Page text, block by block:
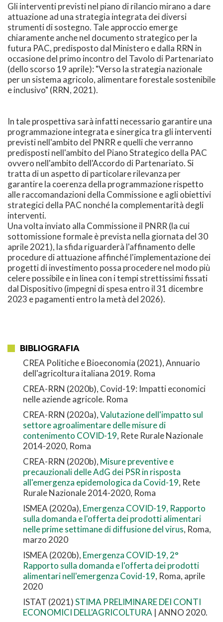
Gli interventi previsti nel piano di rilancio mirano a dare
attuazione ad una strategia integrata dei diversi
strumenti di sostegno. Tale approccio emerge
chiaramente anche nel documento strategico per la
futura PAC, predisposto dal Ministero e dalla RRN in
occasione del primo incontro del Tavolo di Partenariato
(dello scorso 19 aprile): "Verso la strategia nazionale
per un sistema agricolo, alimentare forestale sostenibile
e inclusivo" (RRN, 2021).
In tale prospettiva sarà infatti necessario garantire una
programmazione integrata e sinergica tra gli interventi
previsti nell'ambito del PNRR e quelli che verranno
predisposti nell'ambito del Piano Strategico della PAC
ovvero nell'ambito dell'Accordo di Partenariato. Si
tratta di un aspetto di particolare rilevanza per
garantire la coerenza della programmazione rispetto
alle raccomandazioni della Commissione e agli obiettivi
strategici della PAC nonché la complementarità degli
interventi.
Una volta inviato alla Commissione il PNRR (la cui
sottomissione formale è prevista nella giornata del 30
aprile 2021), la sfida riguarderà l'affinamento delle
procedure di attuazione affinché l'implementazione dei
progetti di investimento possa procedere nel modo più
celere possibile e in linea con i tempi strettissimi fissati
dal Dispositivo (impegni di spesa entro il 31 dicembre
2023 e pagamenti entro la metà del 2026).
BIBLIOGRAFIA
CREA Politiche e Bioeconomia (2021), Annuario
dell'agricoltura italiana 2019. Roma
CREA-RRN (2020b), Covid-19: Impatti economici
nelle aziende agricole. Roma
CREA-RRN (2020a),Valutazione dell'impatto sul
settore agroalimentare delle misure di
contenimento COVID-19, Rete Rurale Nazionale
2014-2020, Roma
CREA-RRN (2020b), Misure preventive e
precauzionali delle AdG dei PSR in risposta
all'emergenza epidemologica da Covid-19, Rete
Rurale Nazionale 2014-2020, Roma
ISMEA (2020a), Emergenza COVID-19, Rapporto
sulla domanda e l'offerta dei prodotti alimentari
nelle prime settimane di diffusione del virus, Roma,
marzo 2020
ISMEA (2020b), Emergenza COVID-19, 2°
Rapporto sulla domanda e l'offerta dei prodotti
alimentari nell'emergenza Covid-19, Roma, aprile
2020
ISTAT (2021)STIMA PRELIMINARE DEI CONTI
ECONOMICI DELL'AGRICOLTURA | ANNO 2020.